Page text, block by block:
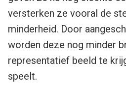
versterken ze vooral de
minderheid. Door
worden deze nog minder
representatief beeld te
speelt.